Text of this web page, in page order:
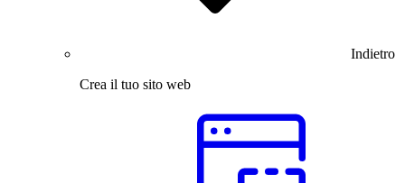
Indietro
Crea il tuo sito web